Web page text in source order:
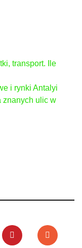
transport. Ile
i rynki Antalyi
znanych ulic w